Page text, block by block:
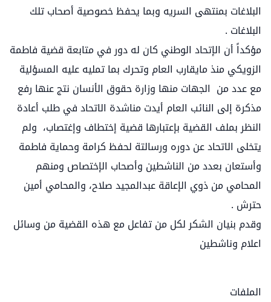
البلاغات بمنتهى السريه وبما يحفظ خصوصية أصحاب تلك
البلاغات .
مؤكداً أن الإتحاد الوطني كان له دور في متابعة قضية فاطمة
الزويكي منذ مايقارب العام وتحرك بما تمليه عليه المسؤلية
مع عدد من الجهات منها وزارة حقوق الأنسان نتج عنها رفع
مذكرة إلى النائب العام أيدت مناشدة الاتحاد في طلب أعادة
النظر بملف القضية بإعتبارها قضية إختطاف وإغتصاب، ولم
يتخلى الاتحاد عن دوره ورسالتة لحفظ كرامة وحماية فاطمة
وأستعان بعدد من الناشطين وأصحاب الإختصاص ومنهم
المحامي من ذوي الإعاقة عبدالمجيد صلاح، والمحامي أمين
حترش .
وقدم بنيان الشكر لكل من تفاعل مع هذه القضية من وسائل
اعلام وناشطين
الملفات